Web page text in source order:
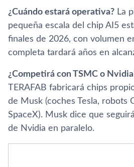
¿Cuándo estará operativa? La
pequeña escala del chip AI5
finales de 2026, con volumen
completa tardará años en
¿Competirá con TSMC o
TERAFAB fabricará chips
de Musk (coches Tesla, robots
SpaceX). Musk dice que
de Nvidia en paralelo.